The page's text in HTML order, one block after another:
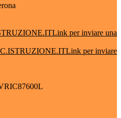
Link per inviare una
Link per inviare